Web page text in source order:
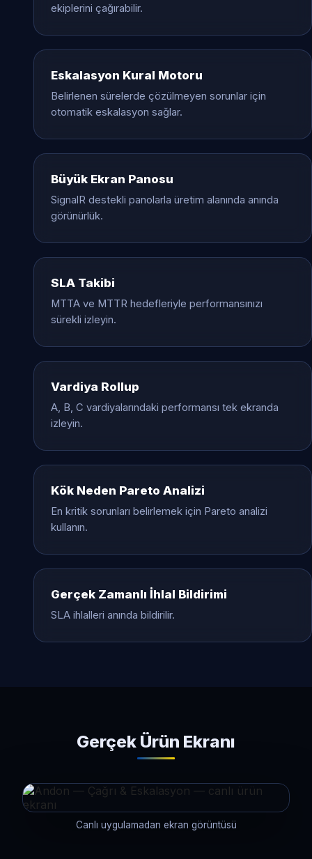
ekiplerini çağırabilir.
Eskalasyon Kural Motoru
Belirlenen sürelerde çözülmeyen sorunlar için
otomatik eskalasyon sağlar.
Büyük Ekran Panosu
SignalR destekli panolarla üretim alanında anında
görünürlük.
SLA Takibi
MTTA ve MTTR hedefleriyle performansınızı
sürekli izleyin.
Vardiya Rollup
A, B, C vardiyalarındaki performansı tek ekranda
izleyin.
Kök Neden Pareto Analizi
En kritik sorunları belirlemek için Pareto analizi
kullanın.
Gerçek Zamanlı İhlal Bildirimi
SLA ihlalleri anında bildirilir.
Gerçek Ürün Ekranı
Canlı uygulamadan ekran görüntüsü